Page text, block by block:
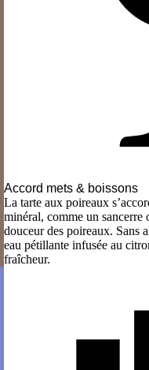
Accord mets & boissons
La tarte aux poireaux
minéral, comme un sancerre
douceur des poireaux. Sans
eau pétillante infusée au
fraîcheur.